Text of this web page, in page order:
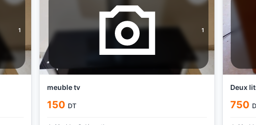
1 1
meuble tv
150 DT
Deux
750